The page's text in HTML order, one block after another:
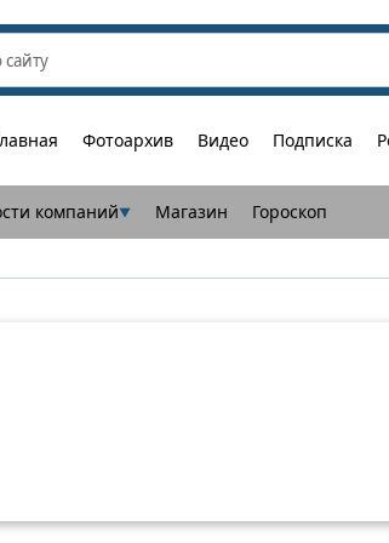
Фотоархив Видео Подписка
компаний▼ Магазин Гороскоп